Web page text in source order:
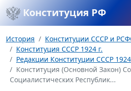
Конституция РФ
История
Конституции СССР и
Конституция СССР 1924 г.
Редакции Конституции СССР 1924
Конституция (Основной Закон)
Социалистических Республик...